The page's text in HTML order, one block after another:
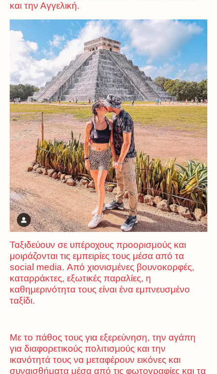
και την Αγγελική.
Ταξιδεύουν σε υπέροχους προορισμούς και
μοιράζονται τις εμπειρίες τους μέσα από τα
social media. Από χιονισμένες βουνοκορφές,
καταρράκτες, εξωτικές παραλίες, η
καθημερινότητα τους είναι ένα εμπνευσμένο
ταξίδι.
Με το πάθος τους για εξερεύνηση, την αγάπη
για διαφορετικούς πολιτισμούς και την
ικανότητά τους να μεταφέρουν εικόνες και
συναισθήματα μέσα από τις φωτογραφίες και τα